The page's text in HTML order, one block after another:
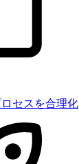
セスを合理化